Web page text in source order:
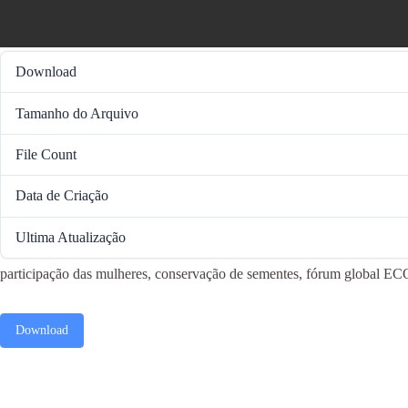
Download
Tamanho do Arquivo
File Count
Data de Criação
Ultima Atualização
participação das mulheres, conservação de sementes, fórum global
Download